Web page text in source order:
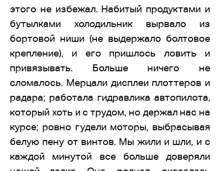
этого не избежал. Набитый продуктами и
бутылками холодильник вырвало из
бортовой ниши (не выдержало болтовое
крепление), и его пришлось ловить и
привязывать. Больше ничего не
сломалось. Мерцали дисплеи плоттеров и
радара; работала гидравлика автопилота,
который хоть и с трудом, но держал нас на
курсе; ровно гудели моторы, выбрасывая
белую пену от винтов. Мы жили и шли, и с
каждой минутой все больше доверяли